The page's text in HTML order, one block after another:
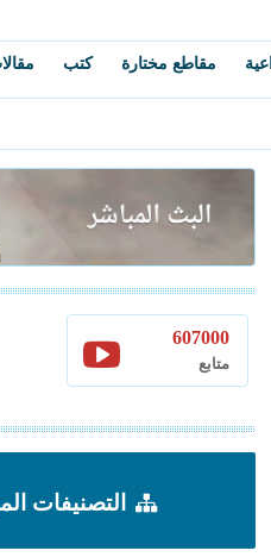
مقاطع مختارة كتب
607000
متابع
التصنيفات